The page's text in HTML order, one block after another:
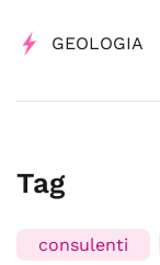
GEOLOGIA
Tag
consulenti